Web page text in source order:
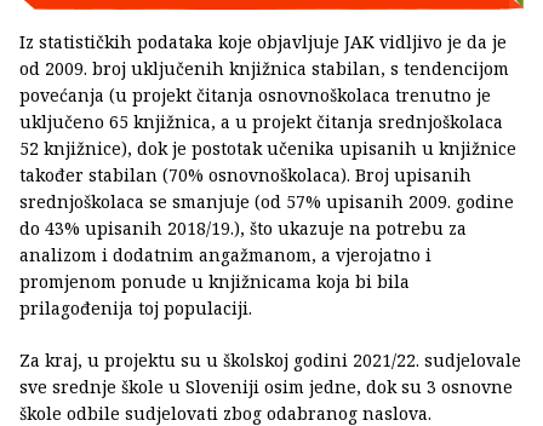
Iz statističkih podataka koje objavljuje JAK vidljivo je da je
od 2009. broj uključenih knjižnica stabilan, s tendencijom
povećanja (u projekt čitanja osnovnoškolaca trenutno je
uključeno 65 knjižnica, a u projekt čitanja srednjoškolaca
52 knjižnice), dok je postotak učenika upisanih u knjižnice
također stabilan (70% osnovnoškolaca). Broj upisanih
srednjoškolaca se smanjuje (od 57% upisanih 2009. godine
do 43% upisanih 2018/19.), što ukazuje na potrebu za
analizom i dodatnim angažmanom, a vjerojatno i
promjenom ponude u knjižnicama koja bi bila
prilagođenija toj populaciji.
Za kraj, u projektu su u školskoj godini 2021/22. sudjelovale
sve srednje škole u Sloveniji osim jedne, dok su 3 osnovne
škole odbile sudjelovati zbog odabranog naslova.